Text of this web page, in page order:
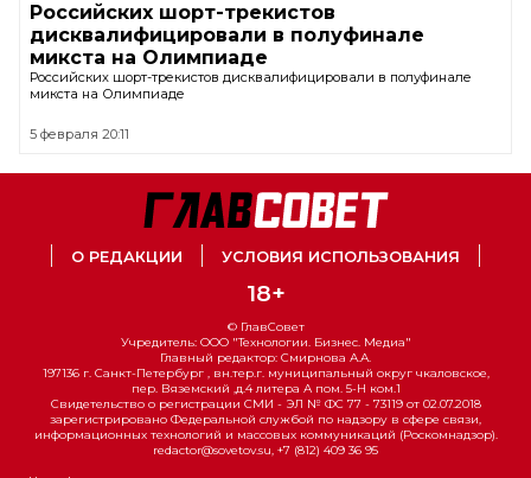
Российских шорт-трекистов
дисквалифицировали в полуфинале
микста на Олимпиаде
Российских шорт-трекистов дисквалифицировали в полуфинале
микста на Олимпиаде
5 февраля 20:11
О РЕДАКЦИИ УСЛОВИЯ ИСПОЛЬЗОВАНИЯ
18+
© ГлавСовет
Учредитель: ООО "Технологии. Бизнес. Медиа"
Главный редактор: Смирнова А.А.
197136 г. Санкт-Петербург , вн.тер.г. муниципальный округ чкаловское,
пер. Вяземский ,д.4 литера А пом. 5-Н ком.1
Свидетельство о регистрации СМИ - ЭЛ № ФС 77 - 73119 от 02.07.2018
зарегистрировано Федеральной службой по надзору в сфере связи,
информационных технологий и массовых коммуникаций (Роскомнадзор).
redactor@sovetov.su, +7 (812) 409 36 95